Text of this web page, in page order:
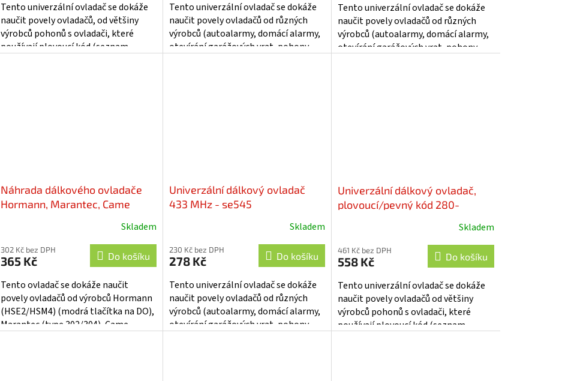
Tento univerzální ovladač se dokáže
naučit povely ovladačů, od většiny
výrobců pohonů s ovladači, které
používají plovoucí kód (seznam
Tento univerzální ovladač se dokáže
naučit povely ovladačů od různých
výrobců (autoalarmy, domácí alarmy,
otevírání garážových vrat, pohony
Tento univerzální ovladač se dokáže
naučit povely ovladačů od různých
výrobců (autoalarmy, domácí alarmy,
otevírání garážových vrat, pohony
Náhrada dálkového ovladače
Hormann, Marantec, Came
Skladem
302 Kč bez DPH
365 Kč Do košíku
Tento ovladač se dokáže naučit
povely ovladačů od výrobců Hormann
(HSE2/HSM4) (modrá tlačítka na DO),
Marantec (type 302/304), Came
Univerzální dálkový ovladač
433 MHz - se545
Skladem
230 Kč bez DPH
278 Kč Do košíku
Tento univerzální ovladač se dokáže
naučit povely ovladačů od různých
výrobců (autoalarmy, domácí alarmy,
otevírání garážových vrat, pohony
Univerzální dálkový ovladač,
plovoucí/pevný kód 280-
Skladem
461 Kč bez DPH
558 Kč Do košíku
Tento univerzální ovladač se dokáže
naučit povely ovladačů od většiny
výrobců pohonů s ovladači, které
používají plovoucí kód (seznam